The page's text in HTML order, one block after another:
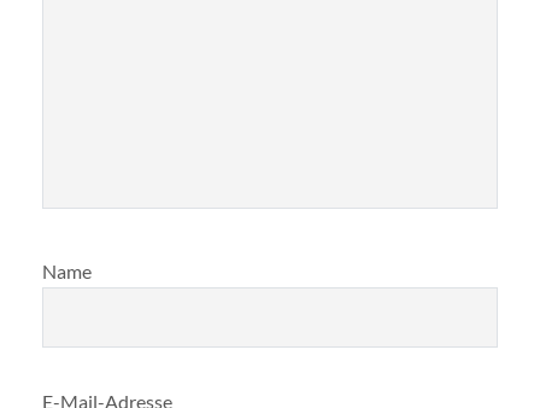
Name
E-Mail-Adresse